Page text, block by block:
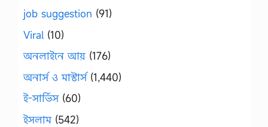
job suggestion (91)
Viral (10)
অনলাইনে আয় (176)
অনার্স ও মাস্টার্স(1,440)
ই-সার্ভিস(60)
ইসলাম(542)